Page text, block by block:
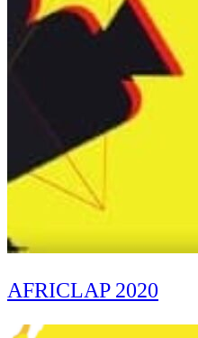
AFRICLAP 2020